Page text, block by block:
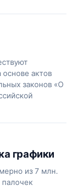
актов
законов «О
графики
из 7 млн.